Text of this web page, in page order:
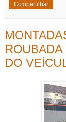
Compartilhar
DO